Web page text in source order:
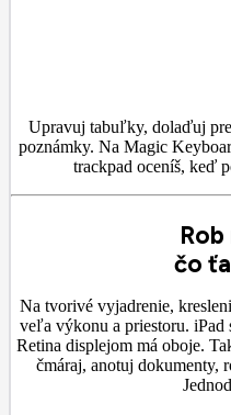
Upravuj tabuľky, dolaďuj
poznámky. Na Magic
trackpad oceníš, keď
čo
Na tvorivé vyjadrenie,
veľa výkonu a priestoru.
Retina displejom má oboje.
čmáraj, anotuj dokumenty,